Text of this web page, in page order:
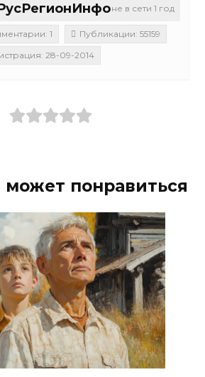
не в сети 1 год
1
Публикации: 55159
28-09-2014
понравиться